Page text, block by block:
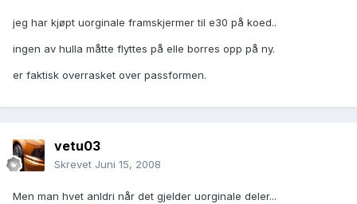
jeg har kjøpt uorginale framskjermer til e30 på koed..
ingen av hulla måtte flyttes på elle borres opp på ny.
er faktisk overrasket over passformen.
vetu03
Skrevet Juni 15, 2008
Men man hvet anldri når det gjelder uorginale deler...